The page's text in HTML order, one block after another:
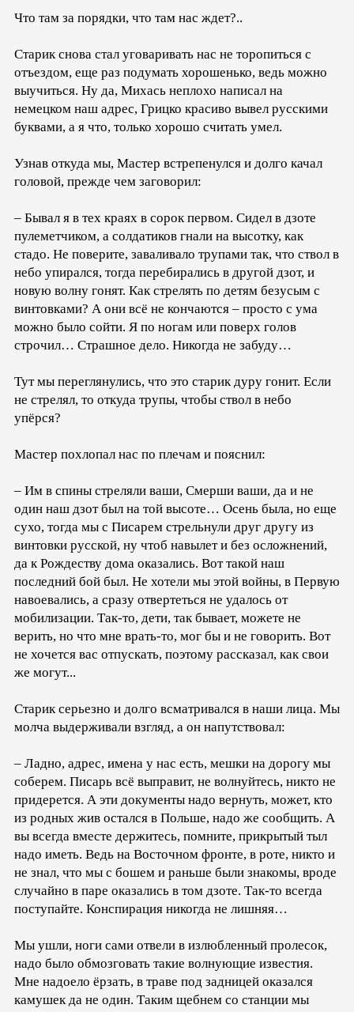
Что там за порядки, что там нас ждет?..
Старик снова стал уговаривать нас не торопиться с
отъездом, еще раз подумать хорошенько, ведь можно
выучиться. Ну да, Михась неплохо написал на
немецком наш адрес, Грицко красиво вывел русскими
буквами, а я что, только хорошо считать умел.
Узнав откуда мы, Мастер встрепенулся и долго качал
головой, прежде чем заговорил:
– Бывал я в тех краях в сорок первом. Сидел в дзоте
пулеметчиком, а солдатиков гнали на высотку, как
стадо. Не поверите, заваливало трупами так, что ствол в
небо упирался, тогда перебирались в другой дзот, и
новую волну гонят. Как стрелять по детям безусым с
винтовками? А они всё не кончаются – просто с ума
можно было сойти. Я по ногам или поверх голов
строчил… Страшное дело. Никогда не забуду…
Тут мы переглянулись, что это старик дуру гонит. Если
не стрелял, то откуда трупы, чтобы ствол в небо
упёрся?
Мастер похлопал нас по плечам и пояснил:
– Им в спины стреляли ваши, Смерши ваши, да и не
один наш дзот был на той высоте… Осень была, но еще
сухо, тогда мы с Писарем стрельнули друг другу из
винтовки русской, ну чтоб навылет и без осложнений,
да к Рождеству дома оказались. Вот такой наш
последний бой был. Не хотели мы этой войны, в Первую
навоевались, а сразу отвертеться не удалось от
мобилизации. Так-то, дети, так бывает, можете не
верить, но что мне врать-то, мог бы и не говорить. Вот
не хочется вас отпускать, поэтому рассказал, как свои
же могут...
Старик серьезно и долго всматривался в наши лица. Мы
молча выдерживали взгляд, а он напутствовал:
– Ладно, адрес, имена у нас есть, мешки на дорогу мы
соберем. Писарь всё выправит, не волнуйтесь, никто не
придерется. А эти документы надо вернуть, может, кто
из родных жив остался в Польше, надо же сообщить. А
вы всегда вместе держитесь, помните, прикрытый тыл
надо иметь. Ведь на Восточном фронте, в роте, никто и
не знал, что мы с бошем и раньше были знакомы, вроде
случайно в паре оказались в том дзоте. Так-то всегда
поступайте. Конспирация никогда не лишняя…
Мы ушли, ноги сами отвели в излюбленный пролесок,
надо было обмозговать такие волнующие известия.
Мне надоело ёрзать, в траве под задницей оказался
камушек да не один. Таким щебнем со станции мы